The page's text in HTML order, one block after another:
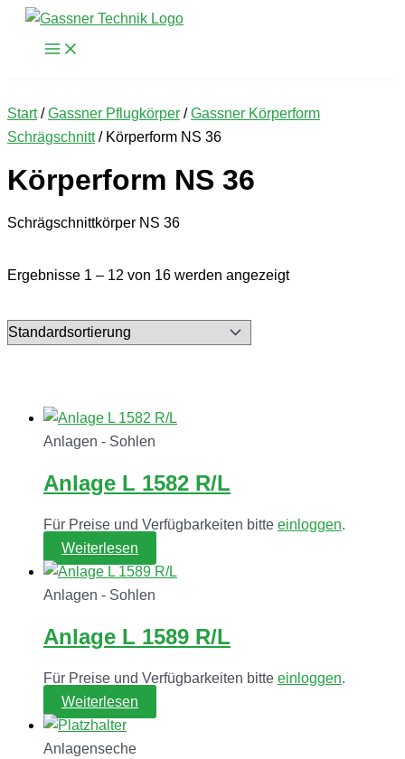
Zum
Start/Gassner Pflugkörper /Gassner Körperform
Schrägschnitt/ Körperform NS 36
Körperform NS 36
Schrägschnittkörper NS 36
Ergebnisse 1 – 12 von 16 werden angezeigt
Anlagen - Sohlen
Anlage L 1582 R/L
Für Preise und Verfügbarkeiten bitte einloggen.
Weiterlesen
Anlagen - Sohlen
Anlage L 1589 R/L
Für Preise und Verfügbarkeiten bitte einloggen.
Weiterlesen
Anlagenseche